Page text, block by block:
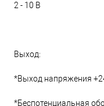
2 - 10 В
Выход:
*Выход напряжения
*Беспотенциальная